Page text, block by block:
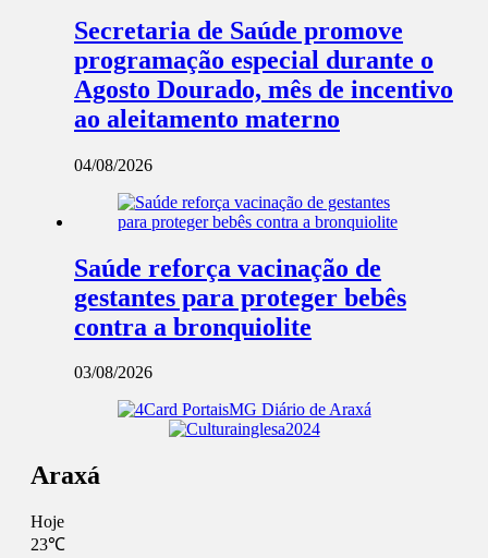
Secretaria de Saúde promove
programação especial durante o
Agosto Dourado, mês de incentivo
ao aleitamento materno
04/08/2026
Saúde reforça vacinação de
gestantes para proteger bebês
contra a bronquiolite
03/08/2026
Araxá
Hoje
23℃